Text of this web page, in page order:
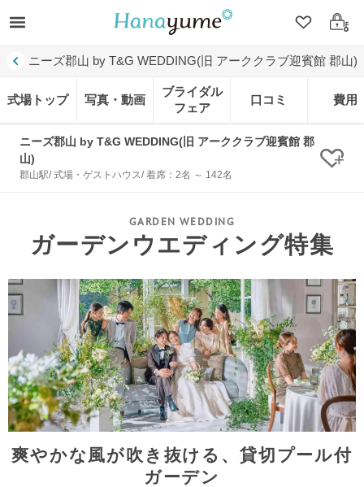
クリップ
ログ
ニーズ郡山 by T&G WEDDING(旧 アーククラブ迎賓館 郡山)
式場トップ 写真・動画
ブライダル
フェア
口コミ 費用
ニーズ郡山 by T&G WEDDING(旧 アーククラブ迎賓館 郡
山)
郡山駅/ 式場・ゲストハウス/ 着席：2名 ～ 142名 ク
ガーデンウエディング特集
爽やかな風が吹き抜ける、貸切プール付
ガーデン